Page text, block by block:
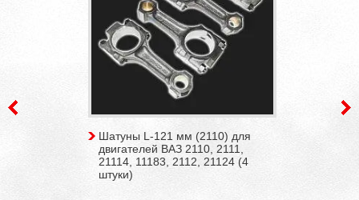
Шатуны L-121 мм (2110) для
двигателей ВАЗ 2110, 2111,
21114, 11183, 2112, 21124 (4
штуки)